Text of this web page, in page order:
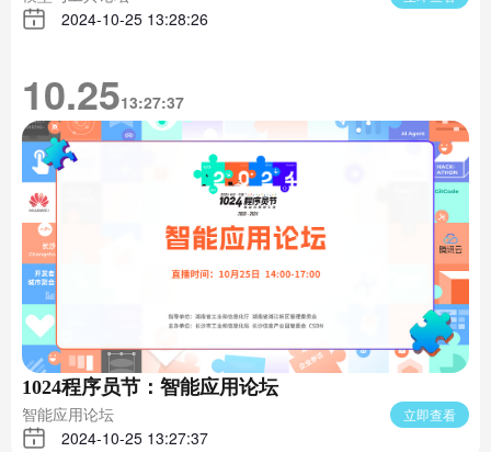
2024-10-25 13:28:26
10.2513:27:37
1024程序员节：智能应用论坛
智能应用论坛
2024-10-25 13:27:37
立即查看